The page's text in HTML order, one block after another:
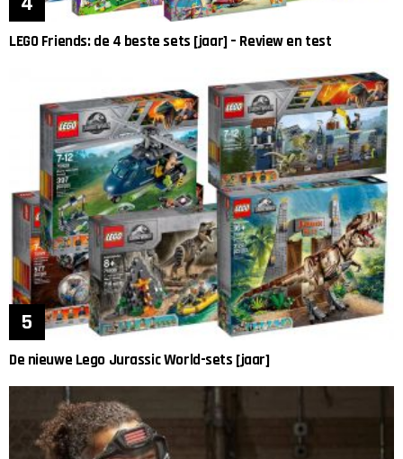
LEGO Friends: de 4 beste sets [jaar] – Review en test
De nieuwe Lego Jurassic World-sets [jaar]